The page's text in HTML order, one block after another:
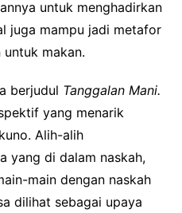
untuk menghadirkan
juga mampu jadi metafor
makan.
berjudul Tanggalan Mani.
yang menarik
Alih-alih
yang di dalam naskah,
main dengan naskah
dilihat sebagai upaya